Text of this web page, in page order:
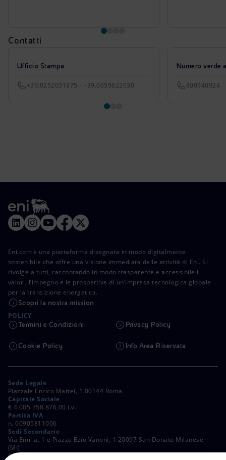
Contatti
Ufficio Stampa
+39.0252031875 - +39.0659822030
Numero verde
800940924
Eni.com è una piattaforma disegnata in modo digitalmente
sostenibile che offre una visione immediata delle attività di Eni. Si
rivolge a tutti, raccontando in modo trasparente e accessibile i
valori, l’impegno e le prospettive di un’impresa tecnologica globale
per la transizione energetica.
Scopri la nostra mission
POLICY
Termini e Condizioni Privacy Policy
Cookie Policy Info Area Riservata
Sede Legale
Piazzale Enrico Mattei, 1 00144 Roma
Capitale Sociale
€ 4.005.358.876,00 i.v.
Partita IVA
n. 00905811006
Sedi Secondarie
Via Emilia, 1 e Piazza Ezio Vanoni, 1 20097 San Donato Milanese
(MI)
C. Fiscale e Registro Imprese di Roma